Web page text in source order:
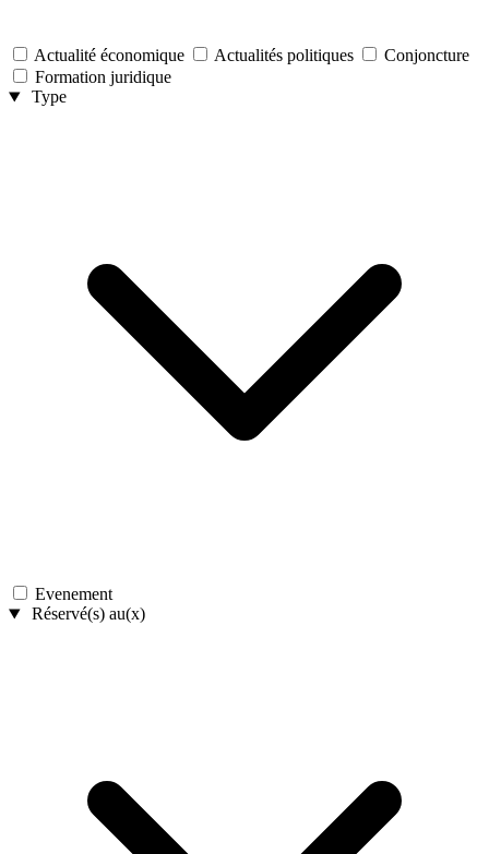
Actualité économique Actualités politiques
Conjoncture
Formation juridique
Type
Evenement
Réservé(s) au(x)